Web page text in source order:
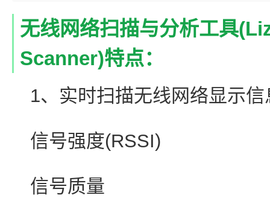
无线网络扫描与分析工具
Scanner)特点：
1、实时扫描无线网络显示信
信号强度(RSSI)
信号质量